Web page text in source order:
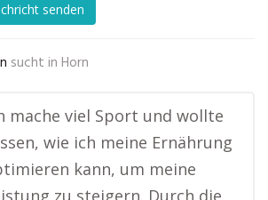
senden
sucht in Horn
mache viel Sport und wollte
wie ich meine Ernährung
kann, um meine
zu steigern. Durch die